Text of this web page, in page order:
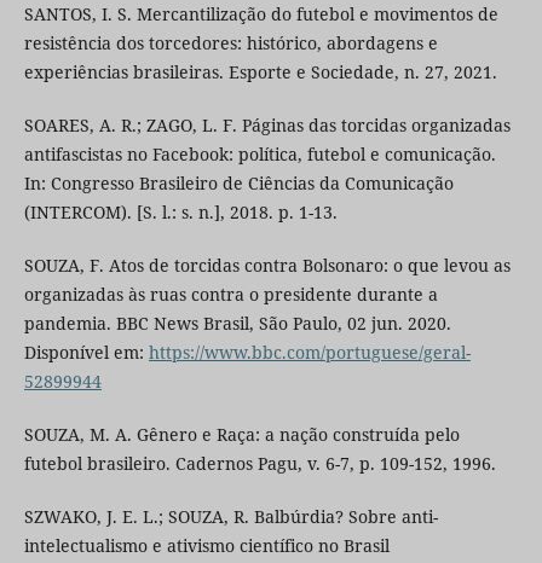
SANTOS, I. S. Mercantilização do futebol e movimentos de
resistência dos torcedores: histórico, abordagens e
experiências brasileiras. Esporte e Sociedade, n. 27, 2021.
SOARES, A. R.; ZAGO, L. F. Páginas das torcidas organizadas
antifascistas no Facebook: política, futebol e comunicação.
In: Congresso Brasileiro de Ciências da Comunicação
(INTERCOM). [S. l.: s. n.], 2018. p. 1-13.
SOUZA, F. Atos de torcidas contra Bolsonaro: o que levou as
organizadas às ruas contra o presidente durante a
pandemia. BBC News Brasil, São Paulo, 02 jun. 2020.
Disponível em: https://www.bbc.com/portuguese/geral-
52899944
SOUZA, M. A. Gênero e Raça: a nação construída pelo
futebol brasileiro. Cadernos Pagu, v. 6-7, p. 109-152, 1996.
SZWAKO, J. E. L.; SOUZA, R. Balbúrdia? Sobre anti-
intelectualismo e ativismo científico no Brasil